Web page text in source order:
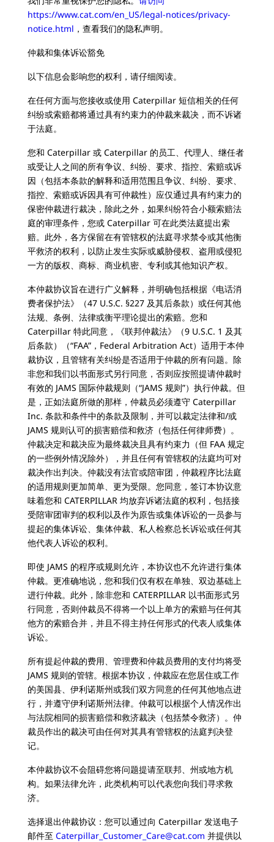
https://www.cat.com/en_US/legal-notices/privacy-
notice.html ，查看我们的隐私声明。
仲裁和集体诉讼豁免
以下信息会影响您的权利，请仔细阅读。
在任何方面与您接收或使用 Caterpillar 短信相关的任何
纠纷或索赔都将通过具有约束力的仲裁来裁决，而不诉诸
于法庭。
您和 Caterpillar 或 Caterpillar 的员工、代理人、继任者
或受让人之间的所有争议、纠纷、要求、指控、索赔或诉
因（包括本条款的解释和适用范围且争议、纠纷、要求、
指控、索赔或诉因具有可仲裁性）应仅通过具有约束力的
保密仲裁进行裁决，除此之外，如果纠纷符合小额索赔法
庭的审理条件，您或 Caterpillar 可在此类法庭提出索
赔。此外，各方保留在有管辖权的法庭寻求禁令或其他衡
平救济的权利，以防止发生实际或威胁侵权、盗用或侵犯
一方的版权、商标、商业机密、专利或其他知识产权。
本仲裁协议旨在进行广义解释，并明确包括根据《电话消
费者保护法》（47 U.S.C. §227 及其后条款）或任何其他
法规、条例、法律或衡平理论提出的索赔。您和
Caterpillar 特此同意，《联邦仲裁法》（9 U.S.C. 1 及其
后条款）（“FAA”，Federal Arbitration Act）适用于本仲
裁协议，且管辖有关纠纷是否适用于仲裁的所有问题。除
非您和我们以书面形式另行同意，否则应按照提请仲裁时
有效的 JAMS 国际仲裁规则（“JAMS 规则”）执行仲裁。但
是，正如法庭所做的那样，仲裁员必须遵守 Caterpillar
Inc. 条款和条件中的条款及限制，并可以裁定法律和/或
JAMS 规则认可的损害赔偿和救济（包括任何律师费）。
仲裁决定和裁决应为最终裁决且具有约束力（但 FAA 规定
的一些例外情况除外），并且任何有管辖权的法庭均可对
裁决作出判决。仲裁没有法官或陪审团，仲裁程序比法庭
的适用规则更加简单、更为受限。您同意，签订本协议意
味着您和 CATERPILLAR 均放弃诉诸法庭的权利，包括接
受陪审团审判的权利以及作为原告或集体诉讼的一员参与
提起的集体诉讼、集体仲裁、私人检察总长诉讼或任何其
他代表人诉讼的权利。
即使 JAMS 的程序或规则允许，本协议也不允许进行集体
仲裁。更准确地说，您和我们仅有权在单独、双边基础上
进行仲裁。此外，除非您和 CATERPILLAR 以书面形式另
行同意，否则仲裁员不得将一个以上单方的索赔与任何其
他方的索赔合并，并且不得主持任何形式的代表人或集体
诉讼。
所有提起仲裁的费用、管理费和仲裁员费用的支付均将受
JAMS 规则的管辖。根据本协议，仲裁应在您居住或工作
的美国县、伊利诺斯州或我们双方同意的任何其他地点进
行，并遵守伊利诺斯州法律。仲裁可以根据个人情况作出
与法院相同的损害赔偿和救济裁决（包括禁令救济）。仲
裁员作出的裁决可由任何对其具有管辖权的法庭判决登
记。
本仲裁协议不会阻碍您将问题提请至联邦、州或地方机
构。如果法律允许，此类机构可以代表您向我们寻求救
济。
选择退出仲裁协议：您可以通过向 Caterpillar 发送电子
邮件至 Caterpillar_Customer_Care@cat.com 并提供以